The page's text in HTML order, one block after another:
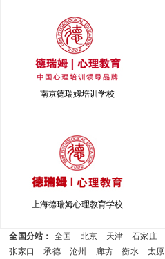
南京德瑞姆培训学校
上海德瑞姆心理教育学校
全国分站： 全国 北京 天津 石家庄
张家口
承德 沧州 廊坊 衡水 太原